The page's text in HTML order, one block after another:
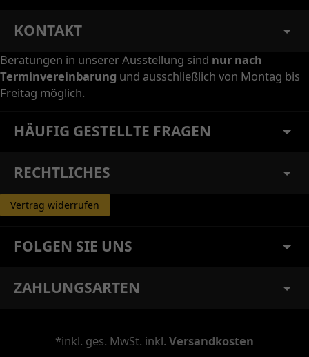
KONTAKT
Beratungen in unserer Ausstellung sind nur nach
Terminvereinbarung und ausschließlich von Montag bis
Freitag möglich.
HÄUFIG GESTELLTE FRAGEN
RECHTLICHES
Vertrag widerrufen
FOLGEN SIE UNS
ZAHLUNGSARTEN
*inkl. ges. MwSt. inkl. Versandkosten